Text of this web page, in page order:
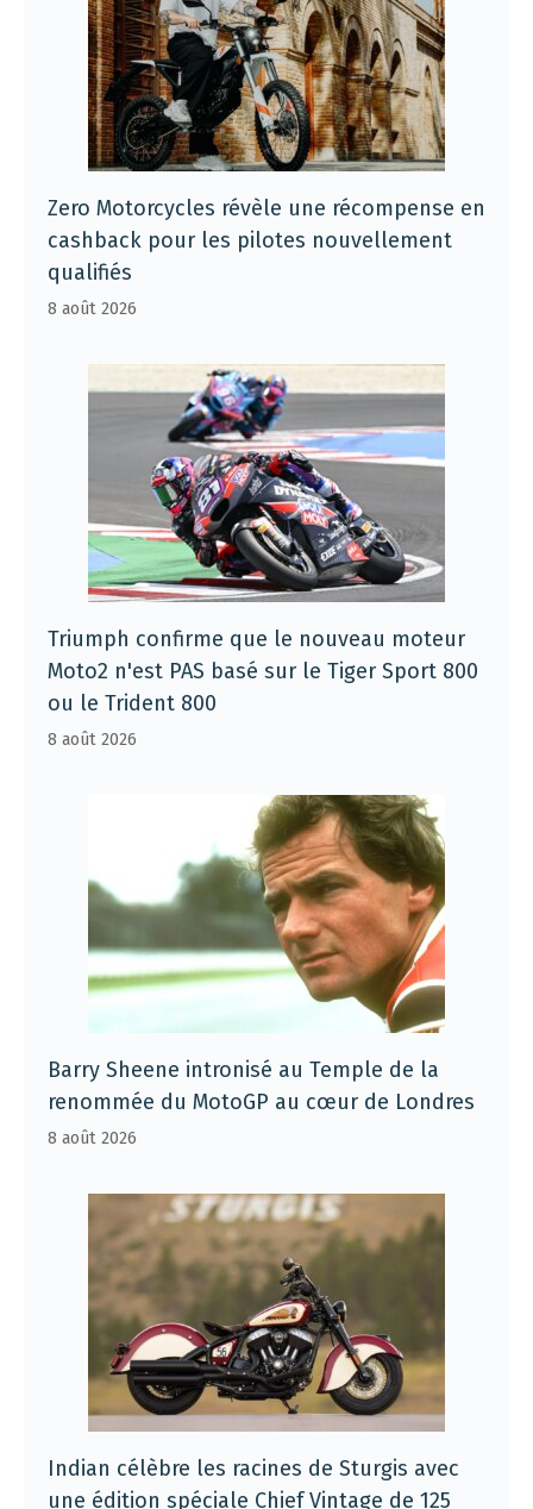
Zero Motorcycles révèle une récompense en
cashback pour les pilotes nouvellement
qualifiés
8 août 2026
Triumph confirme que le nouveau moteur
Moto2 n'est PAS basé sur le Tiger Sport 800
ou le Trident 800
8 août 2026
Barry Sheene intronisé au Temple de la
renommée du MotoGP au cœur de Londres
8 août 2026
Indian célèbre les racines de Sturgis avec
une édition spéciale Chief Vintage de 125